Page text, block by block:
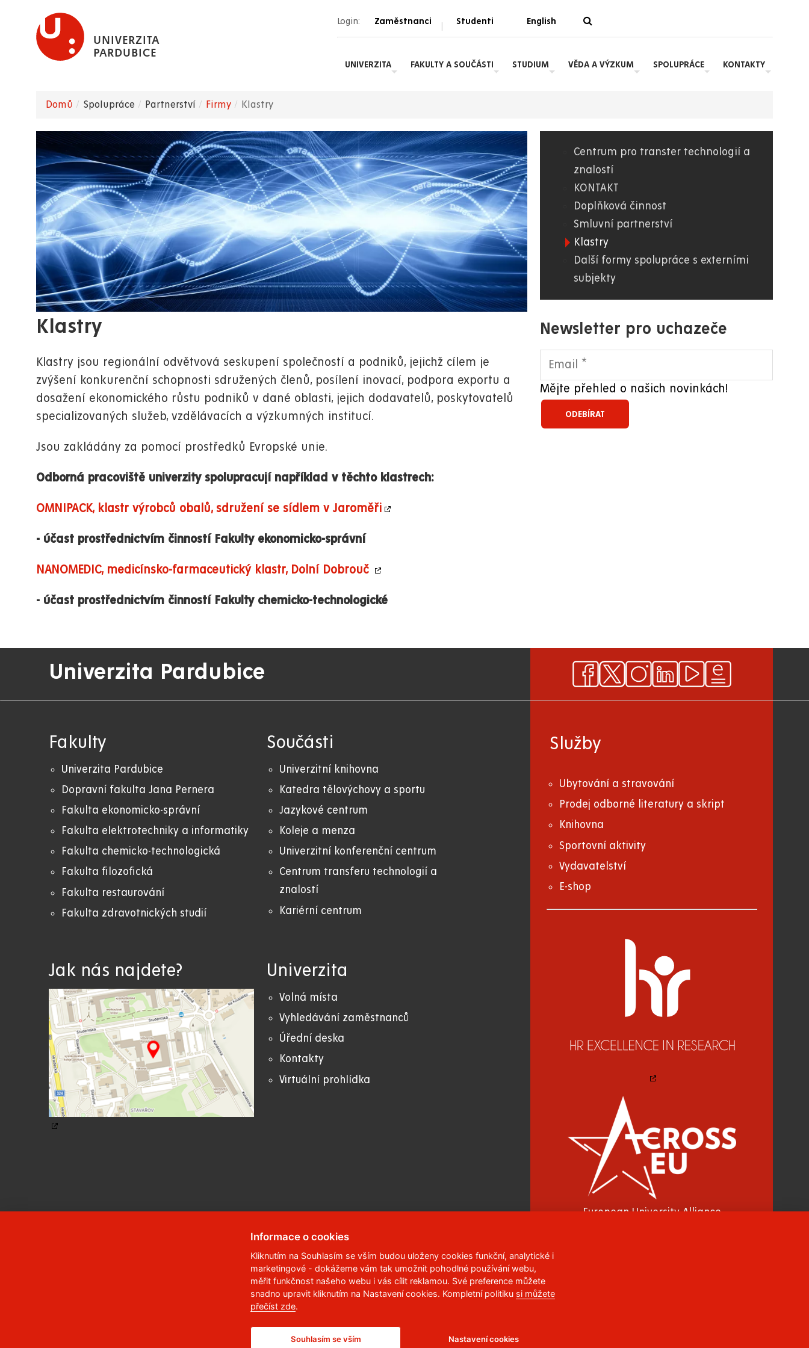
hlavnímu
UNIVERZITA
PARDUBICE
Login: Zaměstnanci | Studenti English
UNIVERZITA FAKULTY A SOUČÁSTI STUDIUM VĚDA A VÝZKUM SPOLUPRÁCE KONTAKTY
navigace
Domů Spolupráce Partnerství Firmy Klastry
Klastry
Klastry jsou regionální odvětvová seskupení společností a podniků, jejichž cílem je
zvýšení konkurenční schopnosti sdružených členů, posílení inovací, podpora exportu a
dosažení ekonomického růstu podniků v dané oblasti, jejich dodavatelů, poskytovatelů
specializovaných služeb, vzdělávacích a výzkumných institucí.
Jsou zakládány za pomocí prostředků Evropské unie.
Odborná pracoviště univerzity spolupracují například v těchto klastrech:
OMNIPACK, klastr výrobců obalů, sdružení se sídlem v Jaroměři
- účast prostřednictvím činností Fakulty ekonomicko-správní
NANOMEDIC, medicínsko-farmaceutický klastr, Dolní Dobrouč
- účast prostřednictvím činností Fakulty chemicko-technologické
01.
WWW
Centrum pro transter technologií a
znalostí
KONTAKT
Doplňková činnost
Smluvní partnerství
Klastry
Další formy spolupráce s externími
subjekty
Newsletter pro uchazeče
Mějte přehled o našich novinkách!
Univerzita Pardubice
Fakulty
Univerzita Pardubice
Dopravní fakulta Jana Pernera
Fakulta ekonomicko-správní
Fakulta elektrotechniky a informatiky
Fakulta chemicko-technologická
Fakulta filozofická
Fakulta restaurování
Fakulta zdravotnických studií
Součásti
Univerzitní knihovna
Katedra tělovýchovy a sportu
Jazykové centrum
Koleje a menza
Univerzitní konferenční centrum
Centrum transferu technologií a
znalostí
Kariérní centrum
Jak nás najdete? Univerzita
Volná místa
Vyhledávání zaměstnanců
Úřední deska
Kontakty
Virtuální prohlídka
Služby
Ubytování a stravování
Prodej odborné literatury a skript
Knihovna
Sportovní aktivity
Vydavatelství
E-shop
European University Alliance
Studentská 95,532 10 Pardubice 2
466 036 111, 466 036 112, 466 036 113
Informace o cookies
Kliknutím na Souhlasím se vším budou uloženy cookies funkční, analytické i
marketingové - dokážeme vám tak umožnit pohodlné používání webu,
měřit funkčnost našeho webu i vás cílit reklamou. Své preference můžete
snadno upravit kliknutím na Nastavení cookies. Kompletní politiku si můžete
přečíst zde.
Souhlasím se vším Nastavení cookies